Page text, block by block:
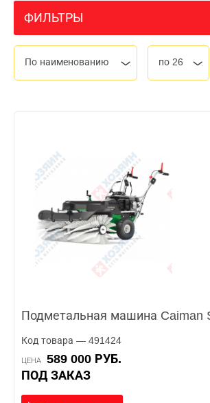
ФИЛЬТРЫ
По наименованию по 26
Подметальная машина Caiman
Код товара — 491424
ЦЕНА
589 000 РУБ.
ПОД ЗАКАЗ